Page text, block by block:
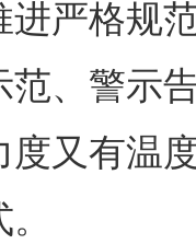
严格规
、警示
度又有温